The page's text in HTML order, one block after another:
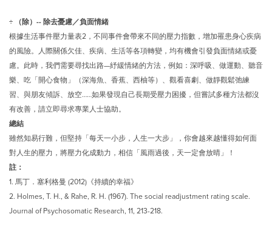
÷ （除）-- 除去憂慮／負面情緒
根據生活事件壓力量表2，不同事件會帶來不同的壓力指數，增加罹患身心疾病
的風險。人際關係欠佳、疾病、生活等各項轉變，均有機會引發負面情緒或憂
慮。此時，我們需要尋找出路—紓緩情緒的方法，例如：深呼吸、做運動、聽音
樂、吃「開心食物」（深海魚、香蕉、西柚等）、觀看喜劇、做靜觀鬆弛練
習、與朋友傾訴、放空……如果發現自己長期受壓力困擾，但嘗試多種方法都沒
有改善，請立即尋求專業人士協助。
總結
雖然知易行難，但堅持「每天一小步，人生一大步」，你會越來越懂得如何面
對人生的壓力，將壓力化成動力，相信「風雨過後，天一定會放晴」！
註：
1. 馬丁．塞利格曼 (2012)《持續的幸福》
2. Holmes, T. H., & Rahe, R. H. (1967). The social readjustment rating scale.
Journal of Psychosomatic Research, 11, 213-218.